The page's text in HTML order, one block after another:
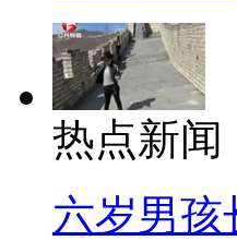
热点新闻
六岁男孩